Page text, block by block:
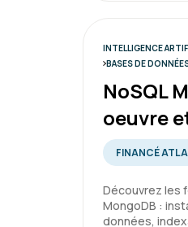
INTELLIGENCE
BASES DE
NoSQL
oeuvre
FINANCÉ
Découvrez les
MongoDB :
données,